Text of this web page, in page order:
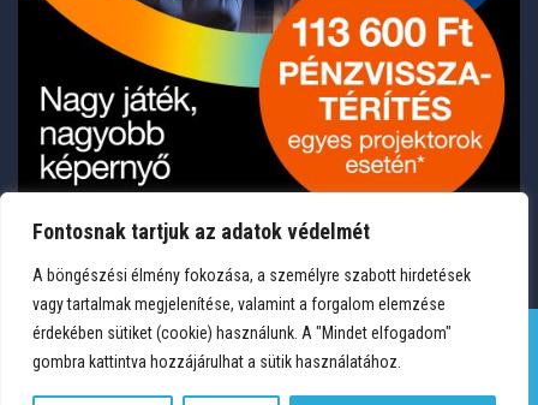
Fontosnak tartjuk az adatok védelmét
A böngészési élmény fokozása, a személyre szabott hirdetések
vagy tartalmak megjelenítése, valamint a forgalom elemzése
érdekében sütiket (cookie) használunk. A "Mindet elfogadom"
gombra kattintva hozzájárulhat a sütik használatához.